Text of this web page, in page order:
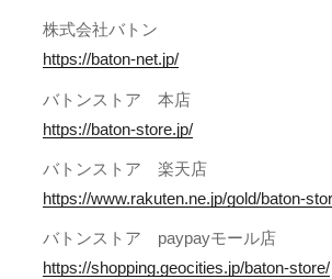
株式会社バトン
https://baton-net.jp/
バトンストア 本店
https://baton-store.jp/
バトンストア 楽天店
https://www.rakuten.ne.jp/gold/baton-
バトンストア paypayモール店
https://shopping.geocities.jp/baton-store/